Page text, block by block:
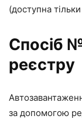
(доступна
Спосіб
реєстру
за допомогою